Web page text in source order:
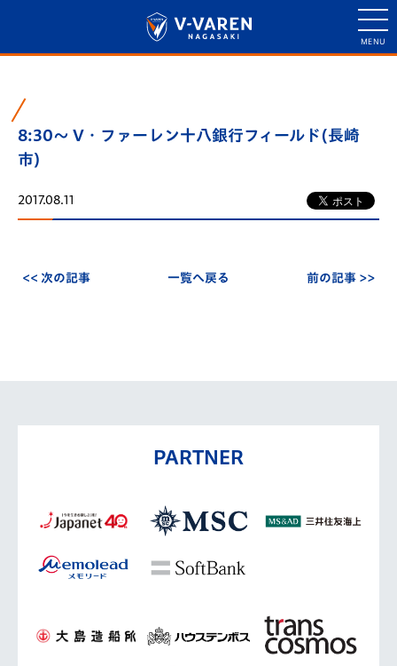
8:30～ V・ファーレン十八銀行フィールド(長崎
市)
2017.08.11
<< 次の記事 一覧へ戻る 前の記事 >>
PARTNER